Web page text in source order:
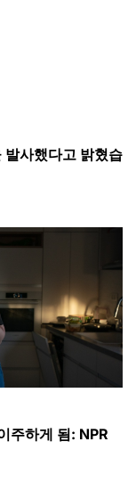
발사했다고 밝혔습
주하게 됨: NPR